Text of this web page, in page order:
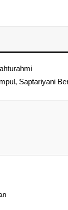
Saptariyani